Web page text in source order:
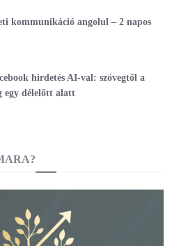
kommunikáció angolul – 2 napos
hirdetés AI-val: szövegtől a
egy délelőtt alatt